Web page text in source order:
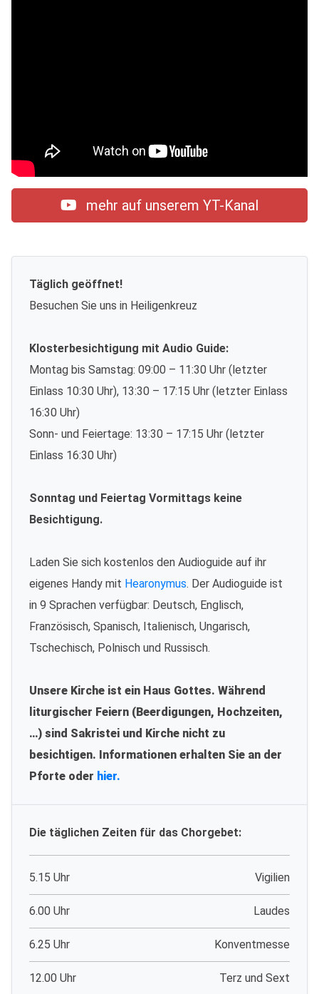
mehr auf unserem YT-Kanal
Täglich geöffnet!
Besuchen Sie uns in Heiligenkreuz
Klosterbesichtigung mit Audio Guide:
Montag bis Samstag: 09:00 – 11:30 Uhr (letzter
Einlass 10:30 Uhr), 13:30 – 17:15 Uhr (letzter Einlass
16:30 Uhr)
Sonn- und Feiertage: 13:30 – 17:15 Uhr (letzter
Einlass 16:30 Uhr)
Sonntag und Feiertag Vormittags keine
Besichtigung.
Laden Sie sich kostenlos den Audioguide auf ihr
eigenes Handy mit Hearonymus. Der Audioguide ist
in 9 Sprachen verfügbar: Deutsch, Englisch,
Französisch, Spanisch, Italienisch, Ungarisch,
Tschechisch, Polnisch und Russisch.
Unsere Kirche ist ein Haus Gottes. Während
liturgischer Feiern (Beerdigungen, Hochzeiten,
…) sind Sakristei und Kirche nicht zu
besichtigen. Informationen erhalten Sie an der
Pforte oder hier.
Die täglichen Zeiten für das Chorgebet:
5.15 Uhr Vigilien
6.00 Uhr Laudes
6.25 Uhr Konventmesse
12.00 Uhr Terz und Sext